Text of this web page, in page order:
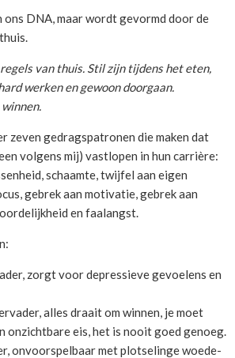
ons DNA, maar wordt gevormd door de
van thuis. Stil zijn tijdens het eten,
werken en gewoon doorgaan.
zeven gedragspatronen die maken dat
volgens mij) vastlopen in hun carrière:
schaamte, twijfel aan eigen
gebrek aan motivatie, gebrek aan
en faalangst.
zorgt voor depressieve gevoelens en
alles draait om winnen, je moet
onzichtbare eis, het is nooit goed genoeg.
onvoorspelbaar met plotselinge woede-